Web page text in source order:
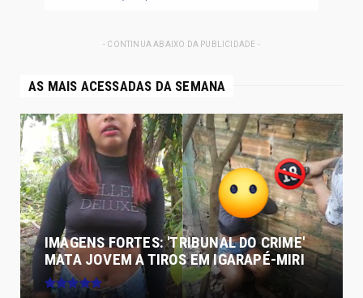
- CONTINUA ABAIXO DA PUBLICIDADE -
AS MAIS ACESSADAS DA SEMANA
IMAGENS FORTES: 'TRIBUNAL DO CRIME'
MATA JOVEM A TIROS EM IGARAPÉ-MIRI